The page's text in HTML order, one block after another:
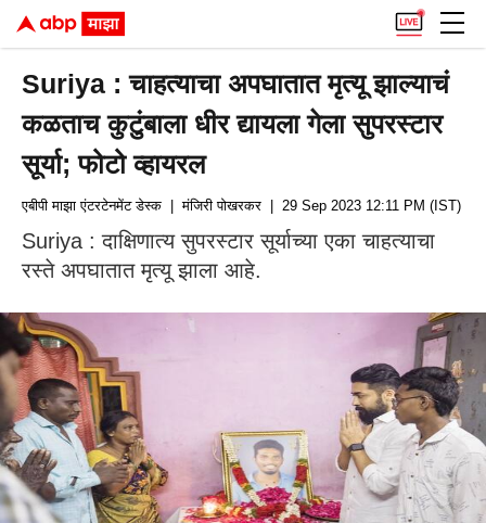
Suriya : चाहत्याचा अपघातात मृत्यू झाल्याचं
कळताच कुटुंबाला धीर द्यायला गेला सुपरस्टार
सूर्या; फोटो व्हायरल
एबीपी माझा एंटरटेनमेंट डेस्क | मंजिरी पोखरकर | 29 Sep 2023 12:11 PM (IST)
Suriya : दाक्षिणात्य सुपरस्टार सूर्याच्या एका चाहत्याचा
रस्ते अपघातात मृत्यू झाला आहे.